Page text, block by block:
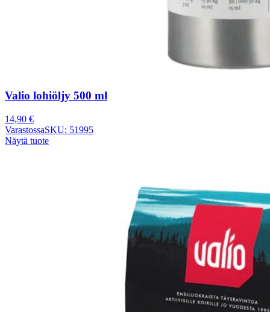
Valio lohiöljy 500 ml
14,90 €
VarastossaSKU: 51995
Näytä tuote